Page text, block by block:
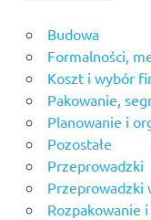
Budowa
Formalności,
Koszt i wybór
Pakowanie,
Planowanie i
Pozostałe
Przeprowadzki
Przeprowadzki
Rozpakowanie